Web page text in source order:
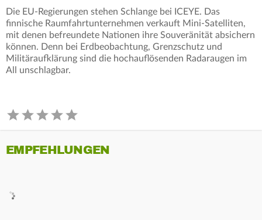
Die EU-Regierungen stehen Schlange bei ICEYE. Das
finnische Raumfahrtunternehmen verkauft Mini-Satelliten,
mit denen befreundete Nationen ihre Souveränität absichern
können. Denn bei Erdbeobachtung, Grenzschutz und
Militäraufklärung sind die hochauflösenden Radaraugen im
All unschlagbar.
EMPFEHLUNGEN